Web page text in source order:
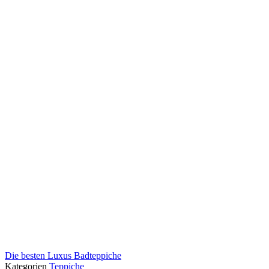
Die besten Luxus Badteppiche
Kategorien Teppiche